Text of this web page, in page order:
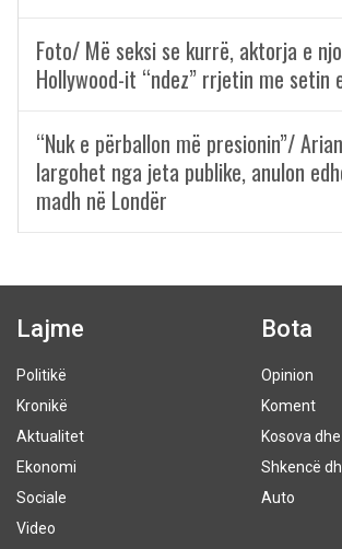
Foto/ Më seksi se kurrë, aktorja e
Hollywood-it “ndez” rrjetin me setin
“Nuk e përballon më presionin”/
largohet nga jeta publike, anulon
madh në Londër
Lajme
Politikë
Kronikë
Aktualitet
Ekonomi
Sociale
Video
Bota
Opinion
Koment
Kosova
Shkencë
Auto